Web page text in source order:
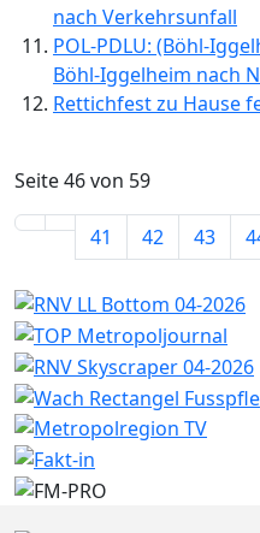
nach Verkehrsunfall
POL-PDLU: (Böhl-
Böhl-Iggelheim nach
Rettichfest zu Hause
Seite 46 von 59
41 42 43